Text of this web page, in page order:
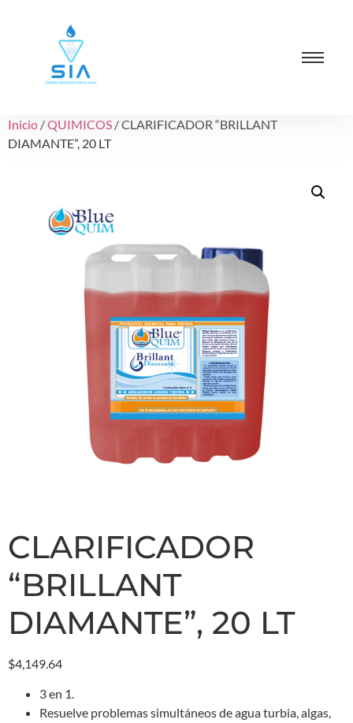
Inicio /QUIMICOS / CLARIFICADOR “BRILLANT
DIAMANTE”, 20 LT
CLARIFICADOR
“BRILLANT
DIAMANTE”, 20 LT
$4,149.64
3 en 1.
Resuelve problemas simultáneos de agua turbia, algas,